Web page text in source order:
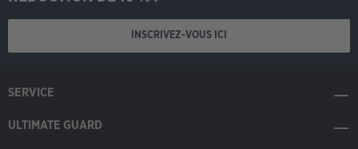
INSCRIVEZ-VOUS ICI
SERVICE
ULTIMATE GUARD